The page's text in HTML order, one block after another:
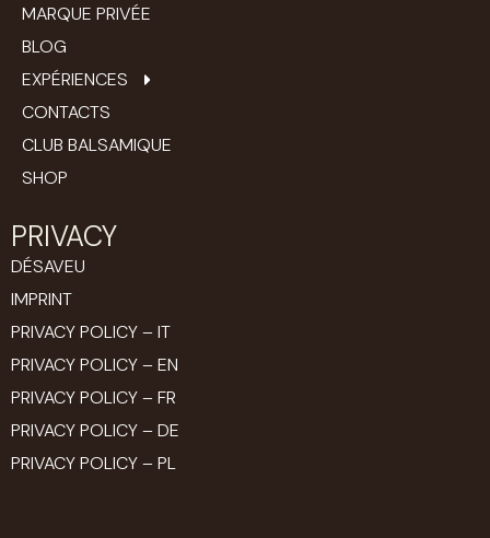
MARQUE PRIVÉE
BLOG
EXPÉRIENCES
CONTACTS
CLUB BALSAMIQUE
SHOP
PRIVACY
DÉSAVEU
IMPRINT
PRIVACY POLICY – IT
PRIVACY POLICY – EN
PRIVACY POLICY – FR
PRIVACY POLICY – DE
PRIVACY POLICY – PL